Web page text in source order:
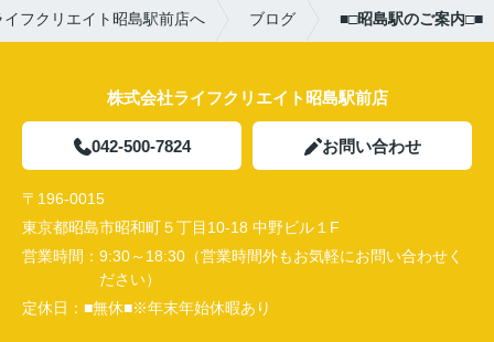
フクリエイト昭島駅前店へ ブログ ■□昭島駅のご案内□■
株式会社ライフクリエイト昭島駅前店
042-500-7824 お問い合わせ
〒196-0015
東京都昭島市昭和町５丁目10-18 中野ビル１F
営業時間： 9:30～18:30（営業時間外もお気軽にお問い合わせく
ださい）
定休日： ■無休■※年末年始休暇あり